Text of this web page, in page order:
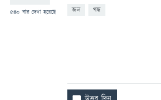
540 বার দেখা হয়েছে জল গন্ধ